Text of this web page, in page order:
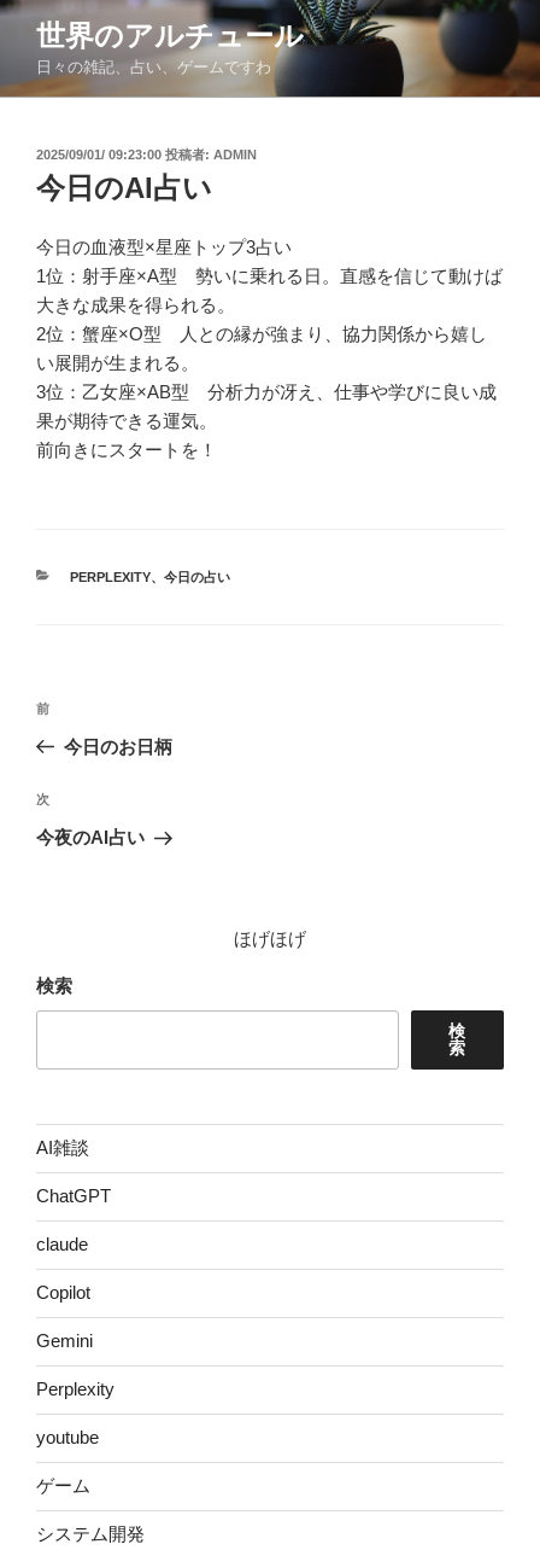
コ
ン
世界のアルチュール
日々の雑記、占い、ゲームですわ
投
稿
日:
2025/09/01/ 09:23:00 投稿者: ADMIN
今日のAI占い
今日の血液型×星座トップ3占い
1位：射手座×A型 勢いに乗れる日。直感を信じて動けば
大きな成果を得られる。
2位：蟹座×O型 人との縁が強まり、協力関係から嬉し
い展開が生まれる。
3位：乙女座×AB型 分析力が冴え、仕事や学びに良い成
果が期待できる運気。
前向きにスタートを！
カ
PERPLEXITY、 今日の占い
投
ビ
ゲ
前
の
稿
前
今日のお日柄
次
の
次
今夜のAI占い
ほげほげ
検索
検
索
AI雑談
ChatGPT
claude
Copilot
Gemini
Perplexity
youtube
ゲーム
システム開発